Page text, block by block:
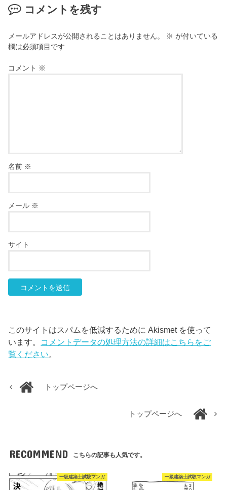
コメントを残す
メールアドレスが公開されることはありません。 ※ が付いている
欄は必須項目です
コメント ※
名前 ※
メール ※
サイト
このサイトはスパムを低減するために Akismet を使って
います。 コメントデータの処理方法の詳細はこちらをご
覧ください。
トップページへ
トップページへ
RECOMMEND こちらの記事も人気です。
一級建築士試験マンガ 一級建築士試験マンガ